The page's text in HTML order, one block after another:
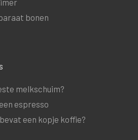
bonen
melkschuim?
espresso
een kopje koffie?